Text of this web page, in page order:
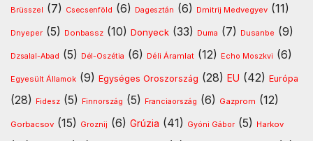
Brüsszel (7) Csecsenföld (6) Dagesztán (6) Dmitrij Medvegyev (11)
Dnyeper (5) Donbassz (10) Donyeck (33) Duma (7) Dusanbe (9)
Dzsalal-Abad (5) Dél-Oszétia (6) Déli Áramlat (12) Echo Moszkvi (6)
Egyesült Államok (9) Egységes Oroszország (28) EU (42) Európa
(28) Fidesz (5) Finnország (5) Franciaország (6) Gazprom (12)
Gorbacsov (15) Groznij (6) Grúzia (41) Gyóni Gábor (5) Harkov